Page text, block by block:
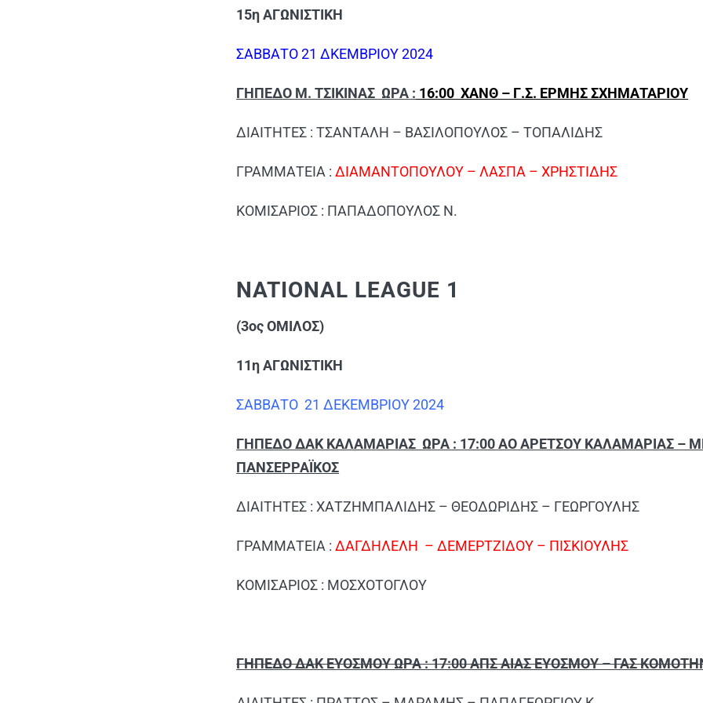
15η ΑΓΩΝΙΣΤΙΚΗ
ΣΑΒΒΑΤΟ 21 ΔΚΕΜΒΡΙΟΥ 2024
ΓΗΠΕΔΟ Μ. ΤΣΙΚΙΝΑΣ ΩΡΑ : 16:00 ΧΑΝΘ – Γ.Σ. ΕΡΜΗΣ ΣΧΗΜΑΤΑΡΙΟΥ
ΔΙΑΙΤΗΤΕΣ : ΤΣΑΝΤΑΛΗ – ΒΑΣΙΛΟΠΟΥΛΟΣ – ΤΟΠΑΛΙΔΗΣ
ΓΡΑΜΜΑΤΕΙΑ :ΔΙΑΜΑΝΤΟΠΟΥΛΟΥ – ΛΑΣΠΑ – ΧΡΗΣΤΙΔΗΣ
ΚΟΜΙΣΑΡΙΟΣ : ΠΑΠΑΔΟΠΟΥΛΟΣ Ν.
NATIONAL LEAGUE 1
(3ος ΟΜΙΛΟΣ)
11η ΑΓΩΝΙΣΤΙΚΗ
ΣΑΒΒΑΤΟ 21 ΔΕΚΕΜΒΡΙΟΥ 2024
ΓΗΠΕΔΟ ΔΑΚ ΚΑΛΑΜΑΡΙΑΣ ΩΡΑ : 17:00 ΑΟ ΑΡΕΤΣΟΥ ΚΑΛΑΜΑΡΙΑΣ –
ΠΑΝΣΕΡΡΑΪΚΟΣ
ΔΙΑΙΤΗΤΕΣ : ΧΑΤΖΗΜΠΑΛΙΔΗΣ – ΘΕΟΔΩΡΙΔΗΣ – ΓΕΩΡΓΟΥΛΗΣ
ΓΡΑΜΜΑΤΕΙΑ :ΔΑΓΔΗΛΕΛΗ – ΔΕΜΕΡΤΖΙΔΟΥ – ΠΙΣΚΙΟΥΛΗΣ
ΚΟΜΙΣΑΡΙΟΣ : ΜΟΣΧΟΤΟΓΛΟΥ
ΓΗΠΕΔΟ ΔΑΚ ΕΥΟΣΜΟΥ ΩΡΑ : 17:00 ΑΠΣ ΑΙΑΣ ΕΥΟΣΜΟΥ – ΓΑΣ